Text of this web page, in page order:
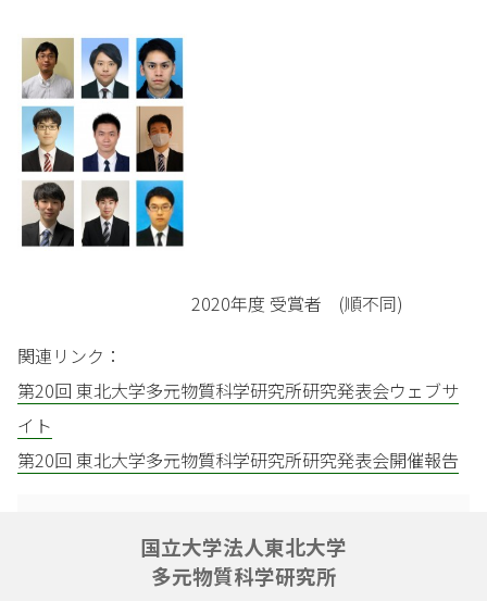
2020年度 受賞者 (順不同)
関連リンク：
第20回 東北大学多元物質科学研究所研究発表会ウェブサ
イト
第20回 東北大学多元物質科学研究所研究発表会開催報告
国立大学法人東北大学
多元物質科学研究所